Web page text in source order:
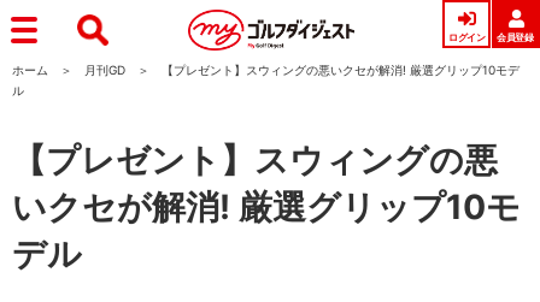
ログイン 会員登録
ホーム 月刊GD
【プレゼント】スウィングの悪いクセが解消! 厳選グリップ10モデ
ル
【プレゼント】スウィングの悪
いクセが解消! 厳選グリップ10モ
デル